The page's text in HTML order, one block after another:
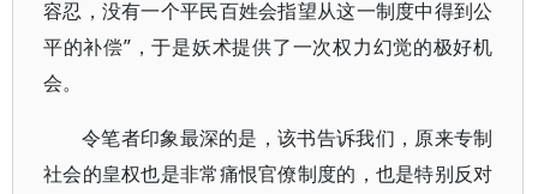
容忍，没有一个平民百姓会指望从这一制度中得到公
平的补偿”，于是妖术提供了一次权力幻觉的极好机
会。
令笔者印象最深的是，该书告诉我们，原来专制
社会的皇权也是非常痛恨官僚制度的，也是特别反对